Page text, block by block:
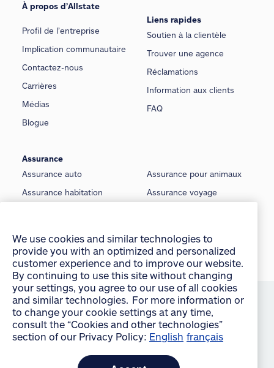
À propos d’Allstate
Profil de l’entreprise
Implication communautaire
Contactez-nous
Carrières
Médias
Blogue
Liens rapides
Soutien à la clientèle
Trouver une agence
Réclamations
Information aux clients
FAQ
Assurance
Assurance auto
Assurance habitation
Assurance locateur
Assurance saisonnière
Assurance pour animaux
Assurance voyage
Assurance bateau
Assurance vie
©Allstate du Canada, compagnie d’assurance, 2026
Conditions d’utilisation
É noncé sur la protection de la vie privée
Manage Cookie Settings
We use cookies and similar technologies to
provide you with an optimized and personalized
customer experience and to improve our website.
By continuing to use this site without changing
your settings, you agree to our use of all cookies
and similar technologies. For more information or
to change your cookie settings at any time,
consult the “Cookies and other technologies”
section of our Privacy Policy: English français